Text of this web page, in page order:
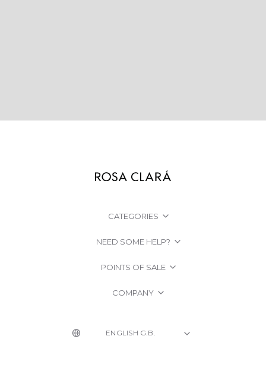
CATEGORIES
NEED SOME HELP?
POINTS OF SALE
COMPANY